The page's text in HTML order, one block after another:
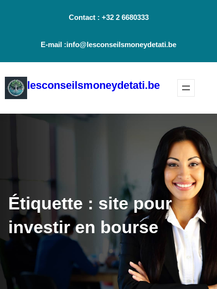
Contact : +32 2 6680333
E-mail :info@lesconseilsmoneydetati.be
lesconseilsmoneydetati.be
Étiquette : site pour
investir en bourse